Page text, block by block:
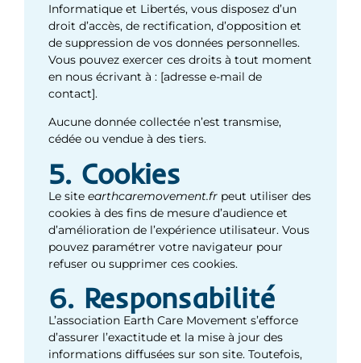
Informatique et Libertés, vous disposez d’un
droit d’accès, de rectification, d’opposition et
de suppression de vos données personnelles.
Vous pouvez exercer ces droits à tout moment
en nous écrivant à : [adresse e-mail de
contact].
Aucune donnée collectée n’est transmise,
cédée ou vendue à des tiers.
5. Cookies
Le site earthcaremovement.fr peut utiliser des
cookies à des fins de mesure d’audience et
d’amélioration de l’expérience utilisateur. Vous
pouvez paramétrer votre navigateur pour
refuser ou supprimer ces cookies.
6. Responsabilité
L’association Earth Care Movement s’efforce
d’assurer l’exactitude et la mise à jour des
informations diffusées sur son site. Toutefois,